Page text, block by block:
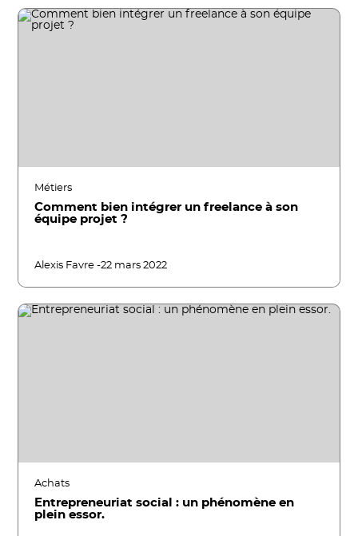
Métiers
Comment bien intégrer un freelance à son
équipe projet ?
Alexis Favre -22 mars 2022
Achats
Entrepreneuriat social : un phénomène en
plein essor.